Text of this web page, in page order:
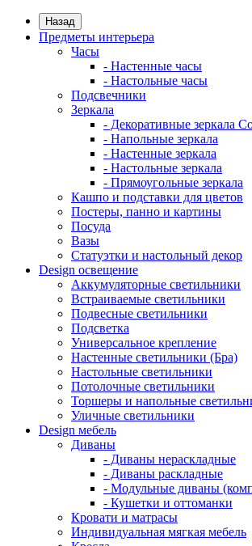
Назад
Предметы интерьера
Часы
- Настенные часы
- Настольные часы
Подсвечники
Зеркала
- Декоративные зеркала
- Напольные зеркала
- Настенные зеркала
- Настольные зеркала
- Прямоугольные зеркала
Кашпо и подставки для цветов
Постеры, панно и картины
Посуда
Вазы
Статуэтки и настольный декор
Design освещение
Аккумуляторные светильники
Встраиваемые светильники
Подвесные светильники
Подсветка
Универсальное крепление
Настенные светильники (Бра)
Настольные светильники
Потолочные светильники
Торшеры и напольные
Уличные светильники
Design мебель
Диваны
- Диваны нераскладные
- Диваны раскладные
- Модульные диваны
- Кушетки и оттоманки
Кровати и матрасы
Индивидуальная мягкая мебель